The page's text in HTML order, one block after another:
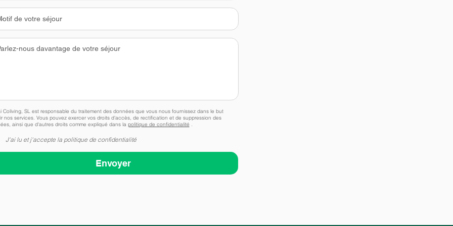
Envoyer
Coliving, SL est responsable du traitement des données que vous nous fournissez dans le but
nos services. Vous pouvez exercer vos droits d'accès, de rectification et de suppression des
ainsi que d'autres droits comme expliqué dans la politique de confidentialité
J'ai lu et j'accepte la politique de confidentialité